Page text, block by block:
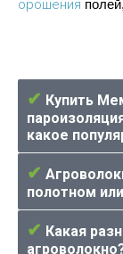
орошения
✔ Купить
какое
✔
полотном
✔ Какая